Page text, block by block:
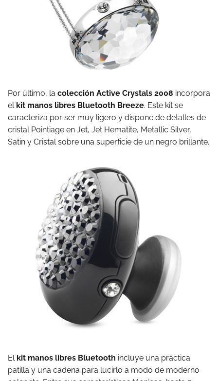
Por último, la colección Active Crystals 2008 incorpora
el kit manos libres Bluetooth Breeze. Este kit se
caracteriza por ser muy ligero y dispone de detalles de
cristal Pointiage en Jet, Jet Hematite, Metallic Silver,
Satin y Cristal sobre una superficie de un negro brillante.
El kit manos libres Bluetooth incluye una práctica
patilla y una cadena para lucirlo a modo de moderno